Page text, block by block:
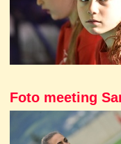
Foto meeting